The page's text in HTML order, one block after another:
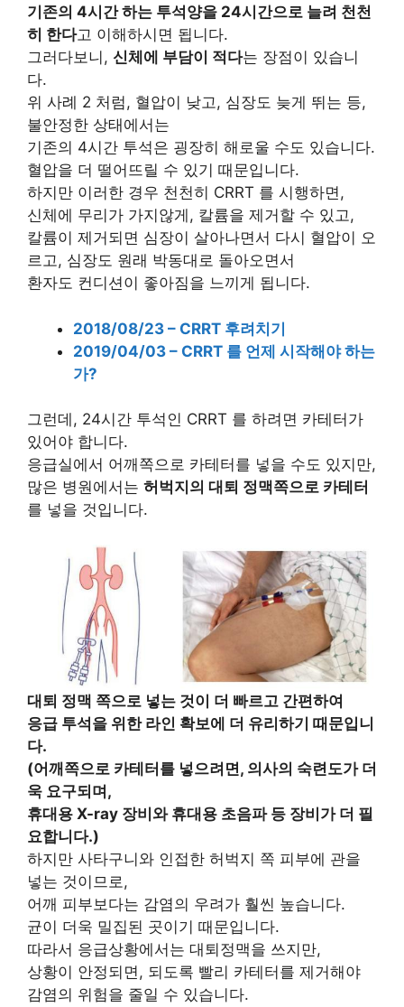
기존의 4시간 하는 투석양을 24시간으로 늘려 천천
히 한다고 이해하시면 됩니다.
그러다보니, 신체에 부담이 적다는 장점이 있습니
다.
위 사례 2 처럼, 혈압이 낮고, 심장도 늦게 뛰는 등,
불안정한 상태에서는
기존의 4시간 투석은 굉장히 해로울 수도 있습니다.
혈압을 더 떨어뜨릴 수 있기 때문입니다.
하지만 이러한 경우 천천히 CRRT 를 시행하면,
신체에 무리가 가지않게, 칼륨을 제거할 수 있고,
칼륨이 제거되면 심장이 살아나면서 다시 혈압이 오
르고, 심장도 원래 박동대로 돌아오면서
환자도 컨디션이 좋아짐을 느끼게 됩니다.
2018/08/23 – CRRT 후려치기
2019/04/03 – CRRT 를 언제 시작해야 하는
가?
그런데, 24시간 투석인 CRRT 를 하려면 카테터가
있어야 합니다.
응급실에서 어깨쪽으로 카테터를 넣을 수도 있지만,
많은 병원에서는 허벅지의 대퇴 정맥쪽으로 카테터
를 넣을 것입니다.
대퇴 정맥 쪽으로 넣는 것이 더 빠르고 간편하여
응급 투석을 위한 라인 확보에 더 유리하기 때문입니
다.
(어깨쪽으로 카테터를 넣으려면, 의사의 숙련도가 더
욱 요구되며,
휴대용 X-ray 장비와 휴대용 초음파 등 장비가 더 필
요합니다.)
하지만 사타구니와 인접한 허벅지 쪽 피부에 관을
넣는 것이므로,
어깨 피부보다는 감염의 우려가 훨씬 높습니다.
균이 더욱 밀집된 곳이기 때문입니다.
따라서 응급상황에서는 대퇴정맥을 쓰지만,
상황이 안정되면, 되도록 빨리 카테터를 제거해야
감염의 위험을 줄일 수 있습니다.